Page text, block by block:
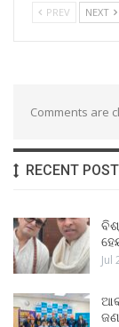
PREV NEXT
Comments are
RECENT
Jul